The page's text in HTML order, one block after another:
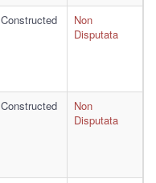
Constructed
Non
Disputata
Constructed
Non
Disputata